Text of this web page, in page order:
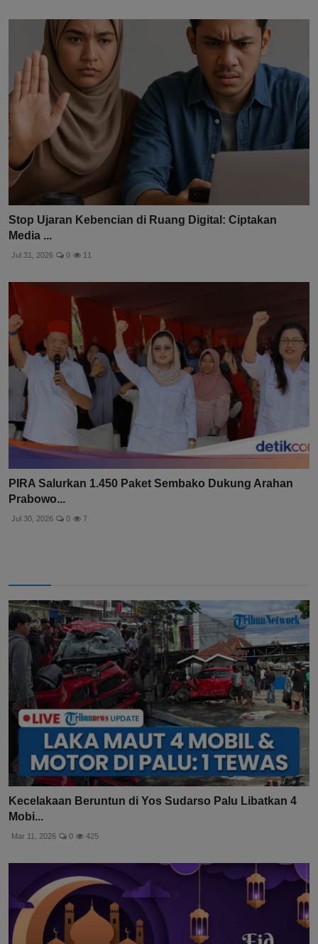
Stop Ujaran Kebencian di Ruang Digital: Ciptakan
Media ...
Jul 31, 2026 0 11
PIRA Salurkan 1.450 Paket Sembako Dukung Arahan
Prabowo...
Jul 30, 2026 0 7
Kecelakaan Beruntun di Yos Sudarso Palu Libatkan 4
Mobi...
Mar 11, 2026 0 425